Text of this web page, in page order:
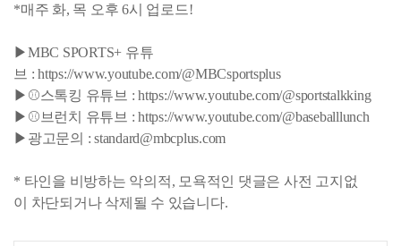
*매주 화, 목 오후 6시 업로드!
▶MBC SPORTS+ 유튜
브 : https://www.youtube.com/@MBCsportsplus
▶⚾스톡킹 유튜브 : https://www.youtube.com/@sportstalkking
▶⚾브런치 유튜브 : https://www.youtube.com/@baseballlunch
▶광고문의 : standard@mbcplus.com
* 타인을 비방하는 악의적, 모욕적인 댓글은 사전 고지없
이 차단되거나 삭제될 수 있습니다.